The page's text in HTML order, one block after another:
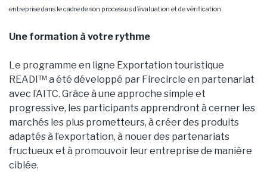
entreprise dans le cadre de son processus d’évaluation et de vérification.
Une formation à votre rythme
Le programme en ligne Exportation touristique
READI™ a été développé par Firecircle en partenariat
avec l’AITC. Grâce à une approche simple et
progressive, les participants apprendront à cerner les
marchés les plus prometteurs, à créer des produits
adaptés à l’exportation, à nouer des partenariats
fructueux et à promouvoir leur entreprise de manière
ciblée.